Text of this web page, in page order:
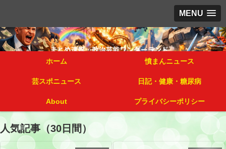
MENU
ホーム 憤まんニュース
芸スポニュース 日記・健康・糖尿病
About プライバシーポリシー
人気記事（30日間）